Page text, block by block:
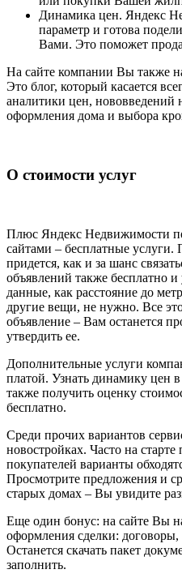
Динамика цен. Яндекс
параметр и готова
Вами. Это поможет
На сайте компании Вы также
Это блог, который касается
аналитики цен, нововведений
оформления дома и выбора
О стоимости услуг
Плюс Яндекс Недвижимости
сайтами – бесплатные услуги.
придется, как и за шанс
объявлений также бесплатно и
данные, как расстояние до
другие вещи, не нужно. Все
объявление – Вам останется
утвердить ее.
Дополнительные услуги
платой. Узнать динамику цен
также получить оценку
бесплатно.
Среди прочих вариантов
новостройках. Часто на
покупателей варианты
Просмотрите предложения и
старых домах – Вы увидите
Еще один бонус: на сайте Вы
оформления сделки:
Останется скачать пакет
заполнить.